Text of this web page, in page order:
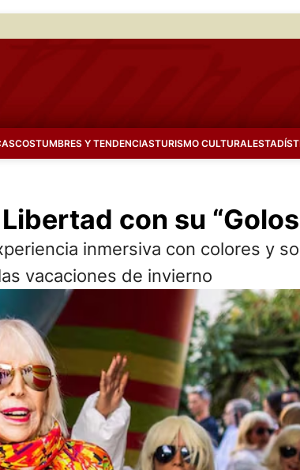
COSTUMBRES Y TENDENCIASTURISMO CULTURAL
con su
inmersiva con colores y
vacaciones de invierno